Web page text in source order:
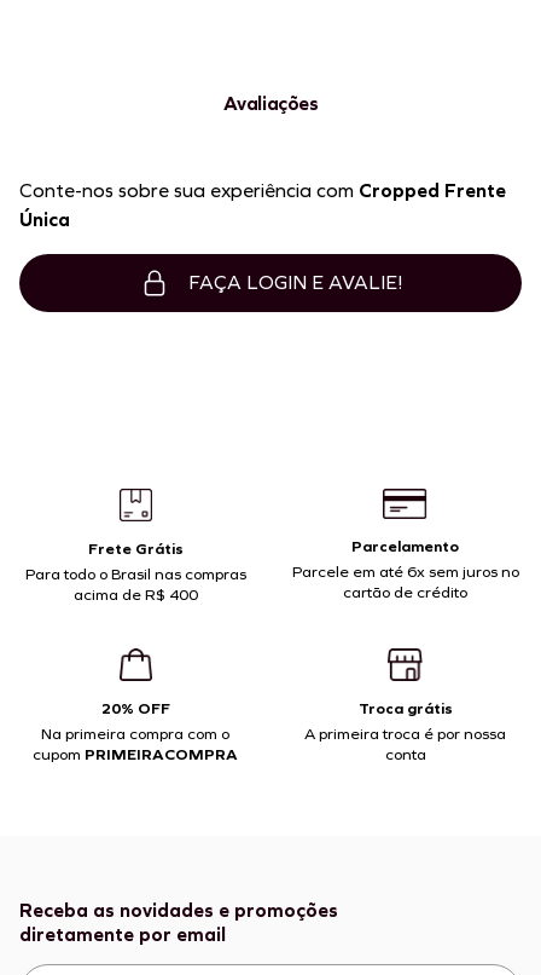
Avaliações
Conte-nos sobre sua experiência com Cropped Frente
Única
FAÇA LOGIN E AVALIE!
Frete Grátis
Para todo o Brasil nas compras
acima de R$ 400
Parcelamento
Parcele em até 6x sem juros no
cartão de crédito
20% OFF
Na primeira compra com o
cupom PRIMEIRACOMPRA
Troca grátis
A primeira troca é por nossa
conta
Receba as novidades e promoções
diretamente por email